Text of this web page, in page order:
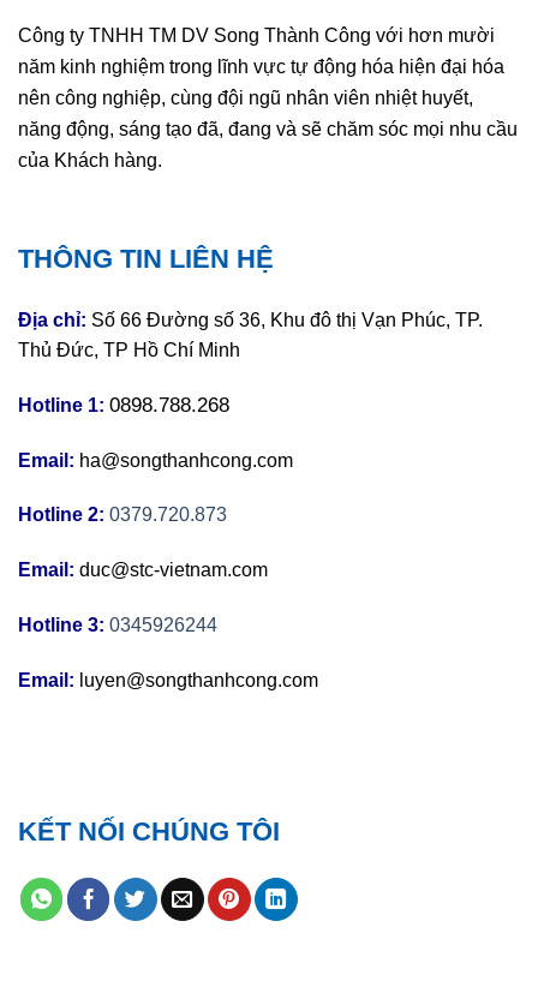
Công ty TNHH TM DV Song Thành Công với hơn mười
năm kinh nghiệm trong lĩnh vực tự động hóa hiện đại hóa
nên công nghiệp, cùng đội ngũ nhân viên nhiệt huyết,
năng động, sáng tạo đã, đang và sẽ chăm sóc mọi nhu cầu
của Khách hàng.
THÔNG TIN LIÊN HỆ
Địa chỉ: Số 66 Đường số 36, Khu đô thị Vạn Phúc, TP.
Thủ Đức, TP Hồ Chí Minh
Hotline 1: 0898.788.268
Email: ha@songthanhcong.com
Hotline 2: 0379.720.873
Email: duc@stc-vietnam.com
Hotline 3: 0345926244
Email: luyen@songthanhcong.com
KẾT NỐI CHÚNG TÔI